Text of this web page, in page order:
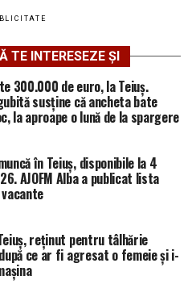
TE INTERESEZE ȘI
300.000 de euro, la Teiuș.
susține că ancheta bate
la aproape o lună de la spargere
în Teiuș, disponibile la 4
AJOFM Alba a publicat lista
reținut pentru tâlhărie
ce ar fi agresat o femeie și i-